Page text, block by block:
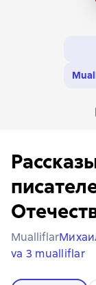
Mualliflar
va 3 mualliflar